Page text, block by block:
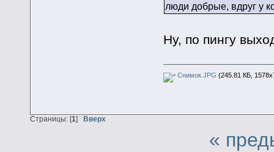
люди добрые, вдруг у
Ну, по пингу
Снимок.JPG (245.81 КБ,
Страницы: [1] Вверх
«